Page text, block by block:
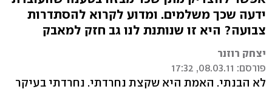
ידעה שכך משלמים. ומדוע לקרוא להסתדרות
צבועה? היא זו שנותנת לנו גב חזק למאבק
יצחק רוזנר
פורסם: 08.03.11, 17:32
לא הבנתי. האמת היא שקצת נחרדתי. נחרדתי בעיקר